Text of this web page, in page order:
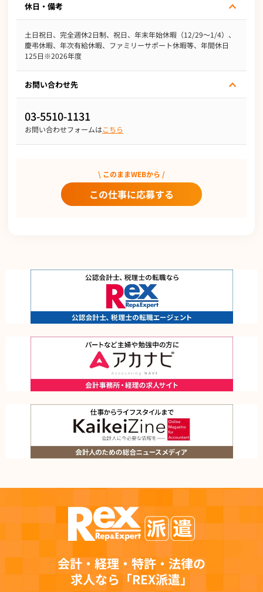
休日・備考
土日祝日、完全週休2日制、祝日、年末年始休暇（12/29～1/4）、
慶弔休暇、年次有給休暇、ファミリーサポート休暇等、年間休日
125日※2026年度
お問い合わせ先
03-5510-1131
お問い合わせフォームはこちら
\ このままWEBから /
この仕事に応募する
会計・経理・特許・法律の
求人なら「REX派遣」